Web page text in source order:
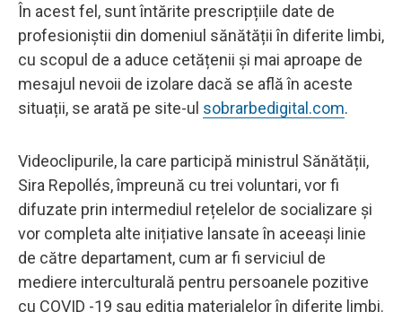
În acest fel, sunt întărite prescripțiile date de
profesioniștii din domeniul sănătății în diferite limbi,
cu scopul de a aduce cetățenii și mai aproape de
mesajul nevoii de izolare dacă se află în aceste
situații, se arată pe site-ul sobrarbedigital.com.
Videoclipurile, la care participă ministrul Sănătății,
Sira Repollés, împreună cu trei voluntari, vor fi
difuzate prin intermediul rețelelor de socializare și
vor completa alte inițiative lansate în aceeași linie
de către departament, cum ar fi serviciul de
mediere interculturală pentru persoanele pozitive
cu COVID -19 sau ediția materialelor în diferite limbi.